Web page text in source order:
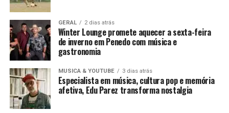
GERAL 2 dias atrás
Winter Lounge promete aquecer a sexta-feira
de inverno em Penedo com música e
gastronomia
MUSICA & YOUTUBE 3 dias atrás
Especialista em música, cultura pop e memória
afetiva, Edu Parez transforma nostalgia